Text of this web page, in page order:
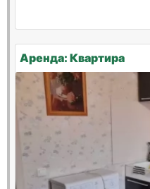
Аренда: Квартира